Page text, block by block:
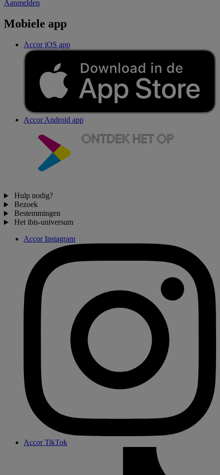
Aanmelden
Mobiele app
Accor iOS app
Accor Android app
Hulp nodig?
Bezoek
Bestemmingen
Het ibis-universum
Accor Instagram
Accor TikTok